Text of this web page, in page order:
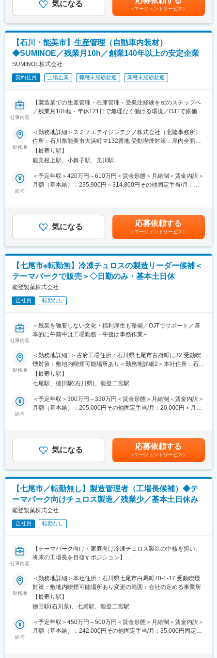
め、
まずは生産現場での研修を行います。
実際の製造プロセスに触れながら、原糸の扱い方や工程の流れな
どを学んでいただき、その後の開発業務に活かしていきます。
■組織構成：
開発営業は2名体制の部署です。
変更の範囲：無
施。
≪用途例≫食品・飲料メーカーの中元や歳暮の贈答箱、百貨店の
＜詳細＞
・原材料の準備・投入
・製造設備のオペレーション
・製品の加工・仕上げ作業
・フォークリフトによる運搬作業 など
・働く環境：休憩室有、ウォーターサーバー完備
【教育体制】
■1カ月間で原質部と抄造部の2つの部門で、一通り業務をしてい
■魅力点
全国でも数社しか手掛けていない特殊紙製造に携われる貴重な求
人です。
も豊富です。
フォークリフトやクレーン資格は入社後に会社負担で取得可能。
■組織構成
原質部門 または 抄造部門（合計で55名の製造担当が在籍していま
す）
■企業情報
産業用特殊紙の開発・製造・販売。ギフト用色ライナー、製袋用
原紙、環境対応紙、機能紙、ファンシーペーパーなど、お客様の
ニーズに応じた特殊紙を開発・製造しています。
1937年創業、石川県白山市に本社を構える産業用特殊紙メーカー
です。
ペーパーなど、多様な用途に対応した特殊紙の開発・製造を行っ
ています。お客様の要望に応じたオーダーメイド開発を強みと
し、試験抄造を繰り返しながら最適な紙質を実現。長年培った技
術力で幅広い業界のニーズに応える開発型企業です。
変更の範囲：会社の定める業務
気になる
（エージェントサービス）
【石川・能美市】生産管理（自動車内装材）
◆SUMINOE／残業月10h／創業140年以上の安定企業
SUMINOE株式会社
契約社員 上場企業 職種未経験歓迎 業種未経験歓迎
仕事内容
【製造業での生産管理・在庫管理・受発注経験を次のステップへ
／残業月10h程・年休121日で無理なく働ける環境／OJTで原価管
■業務概要
お任せするのは、自動車用内装材の生産管理と原価管理です。
社内外と連携しながら生産計画の作成や発注、納期調整などを行
い、安定供給を支える役割を担います。担当する業務は定型的で
整理されており、正確さや丁寧な連絡が生かせる環境です。
■配属先について：
企業名： スミノエテイジンテクノ株式会社
出向先の勤務地：石川県能美市大浜町マ132番地
出向先の事業内容：シート表皮材・シートバックから、ドアトリ
後になります。
■業務詳細
社内担当者やサプライヤーとの調整業務／生産計画の作成／発
注・仕入・納期管理／在庫確認など。
す。
原価管理（原材料費・加工費の確認）、価格変動時の折衝、原価
計算など。
＜商材について＞
品を扱います。耐久性や品質が重視される領域で、誇りを持てる
ものづくりに関わる仕事です。
北陸エリアは全国でも最大規模の調達部で、相談しやすく、落ち
着いた環境で経験を積めます。
■働き方
残業は月10時間程度と少なく、プライベートと両立しやすい環境
です。
マイカー通勤が可能で、地域限定社員として転居を伴う異動なく
働くことも可能。育休取得実績もあり、長く働きたい方に向いて
います。
材やカーペットなどでトップクラスの実績を誇ります。
国内外の大手自動車メーカーと取引があり、安定した経営基盤が
度も利用できます。
勤務地
＜勤務地詳細＞スミノエテイジンテクノ株式会社（北陸事務所）
住所：石川県能美市大浜町マ132番地 受動喫煙対策：屋内全面禁
煙【最寄り駅】
能美根上駅、小舞子駅、美川駅
給与
＜予定年収＞420万円～610万円＜賃金形態＞月給制＜賃金内訳＞
月額（基本給）：235,900円～314,800円その他固定手当/月：
235,900円～314,800円・固定手当17,000～47000円・月間想定勤
務日数20日）■昇給：有（契約期間中：無）■賞与：有※上記年収
は、正社員登用後の年収となります。賃金はあくまでも目安の金
額であり、選考を通じて上下する可能性があります。月給(月額)は
固定手当を含めた表記です。
気になる 応募依頼する
（エージェントサービス）
【七尾市※転勤無】冷凍チュロスの製造リーダー候補＜
テーマパークで販売＞◇日勤のみ・基本土日休
能登製菓株式会社
正社員 転勤なし
仕事内容
～残業を強要しない文化・福利厚生も整備／OJTでサポート／基
本的に午前中は工場勤務・午後は事務作業～
■業務概要
工場内での製造業務のプレイングマネージャーとして、原料を混
ぜる工程から商品の受け取り・袋詰め・箱詰めまでの一連の流れ
を見守り、スムーズに進んでいるかや品質に問題がないかを確認
します。
あわせて、食品の安全性を高めるためのルールづくりや運用の見
直しにも取り組みの他、約35～40名のスタッフのシフトの調整な
ど、人のマネジメントにも関わっていただきます。
業なども行っていただきます。
基本的には午前中は工場での勤務、午後は事務作業の予定です。
・HACCPの運用、およびFSSC22000取得に向けた衛生管理体制
の構築・推進
・正社員・派遣・出向・外国人労働者を含む、約35～40名規模の
・工場長と連携した、生産効率向上・業務改善施策の企画および
実行
の習得
＜扱うサービス＞
ど、チュロス製造に特化した製品を担当します。
■組織構成
男性30名、女性10名（20～60代）
を重視した組織です。インドネシアの方も在籍しております。
勤務地
＜勤務地詳細1＞古府工場住所：石川県七尾市古府町に32 受動喫
煙対策：敷地内喫煙可能場所あり＜勤務地詳細2＞本社住所：石川
県七尾市白馬町70-1-17 受動喫煙対策：敷地内喫煙可能場所あり
変更の範囲：無
【最寄り駅】
七尾駅、徳田駅(石川県)、能登二宮駅
給与
＜予定年収＞300万円～330万円＜賃金形態＞月給制＜賃金内訳＞
月額（基本給）：205,000円その他固定手当/月：20,000円＜月給
可能性があります。月給(月額)は固定手当を含めた表記です。
気になる 応募依頼する
（エージェントサービス）
【七尾市／転勤無し】製造管理者（工場長候補）◆テ
ーマパーク向けチュロス製造／残業少／基本土日休み
能登製菓株式会社
正社員 転勤なし
仕事内容
【テーマパーク向け・家庭向け冷凍チュロス製造の中核を担い、
将来の工場長を目指すポジション】
■業務概要
当社白馬工場にて、テーマパーク向けおよび家庭向け冷凍チュロ
スの製造管理業務をお任せします。
製造ラインの運営管理、品質・衛生管理、スタッフの育成・指導
など、現場実務と管理業務の両面から工場運営を支えていただく
ポジションです。
現場に深く関わりながら改善や仕組みづくりに携われる環境のた
め、ものづくりの手応えと、工場全体を動かすやりがいの双方を
勤務地
＜勤務地詳細＞本社住所：石川県七尾市白馬町70-1-17 受動喫煙
対策：敷地内喫煙可能場所あり変更の範囲：会社の定める事業所
【最寄り駅】
徳田駅(石川県)、七尾駅、能登二宮駅
給与
＜予定年収＞450万円～500万円＜賃金形態＞月給制＜賃金内訳＞
月額（基本給）：242,000円その他固定手当/月：35,000円固定残